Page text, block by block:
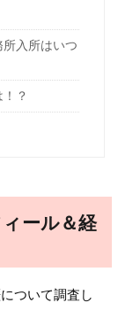
入所はいつ
？
ール＆経
ついて調査し